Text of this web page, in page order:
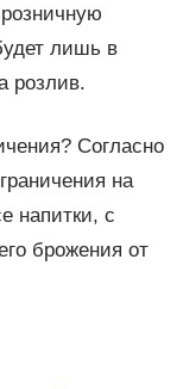
лишь в
розлив.
Согласно
на
напитки, с
брожения от